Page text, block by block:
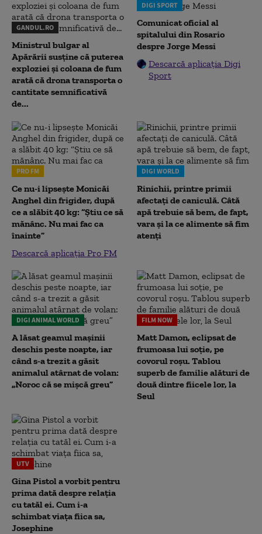
GANDUL.RO
Ministrul bulgar al
Apărării susține că puterea
exploziei și coloana de fum
arată că drona transporta o
cantitate semnificativă
de...
DIGI SPORT
Comunicat oficial al
spitalului din Rosario
despre Jorge Messi
Descarcă aplicația Digi
Sport
PRO FM
Ce nu-i lipsește Monicăi
Anghel din frigider, după
ce a slăbit 40 kg: “Știu ce să
mănânc. Nu mai fac ca
înainte”
Descarcă aplicația Pro FM
DIGI WORLD
Rinichii, printre primii
afectați de caniculă. Câtă
apă trebuie să bem, de fapt,
vara și la ce alimente să fim
atenți
DIGI ANIMAL WORLD
A lăsat geamul mașinii
deschis peste noapte, iar
când s-a trezit a găsit
animalul atârnat de volan:
„Noroc că se mișcă greu”
FILM NOW
Matt Damon, eclipsat de
frumoasa lui soție, pe
covorul roșu. Tablou
superb de familie alături de
două dintre fiicele lor, la
Seul
UTV
Gina Pistol a vorbit pentru
prima dată despre relația
cu tatăl ei. Cum i-a
schimbat viața fiica sa,
Josephine